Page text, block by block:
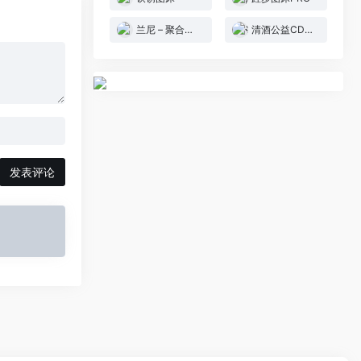
发表评论
兰尼 – 聚合图床 清酒公益CDN图床